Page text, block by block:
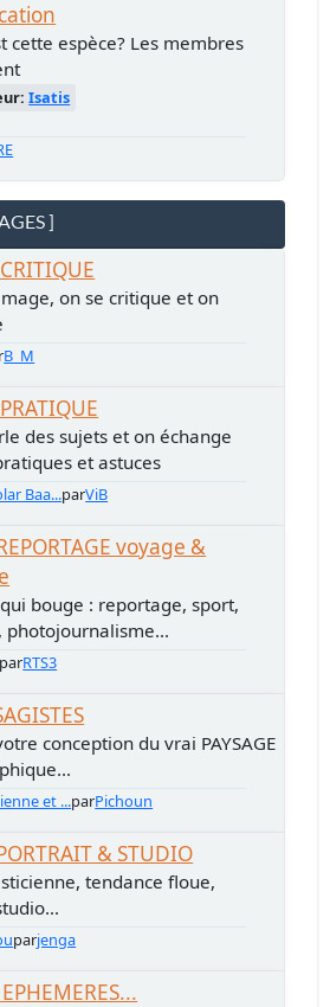
cette espèce? Les membres
Isatis
]
on se critique et on
B_M
des sujets et on échange
et astuces
Baa...parViB
voyage &
bouge : reportage, sport,
photojournalisme...
parRTS3
conception du vrai PAYSAGE
et ...parPichoun
& STUDIO
tendance floue,
parjenga